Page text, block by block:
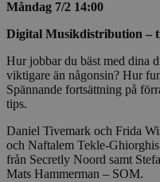
Måndag 7/2 14:00
Digital Musikdistribution –
Hur jobbar du bäst med dina
viktigare än någonsin? Hur
Spännande fortsättning på
tips.
Daniel Tivemark och Frida
och Naftalem Tekle-
från Secretly Noord samt
Mats Hammerman – SOM.